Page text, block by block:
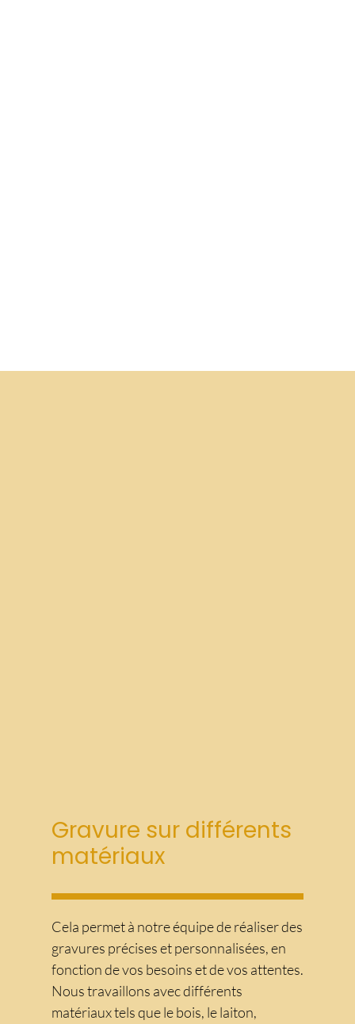
Gravure sur différents
matériaux
Cela permet à notre équipe de réaliser des
gravures précises et personnalisées, en
fonction de vos besoins et de vos attentes.
Nous travaillons avec différents
matériaux tels que le bois, le laiton,